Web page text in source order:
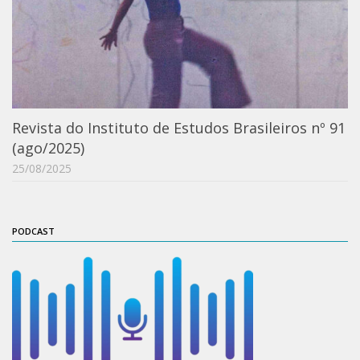
Graduação
Pós-Graduação
Publicações
Almanack Braziliense
Estudos Brasileiros
Guia do IEB
Informe IEB
Livros publicados
MarioScriptor
Revista do Instituto de Estudos Brasileiros nº 91
(ago/2025)
25/08/2025
PODCAST